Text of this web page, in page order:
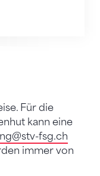
Für die
kann eine
@stv-fsg.ch
immer von